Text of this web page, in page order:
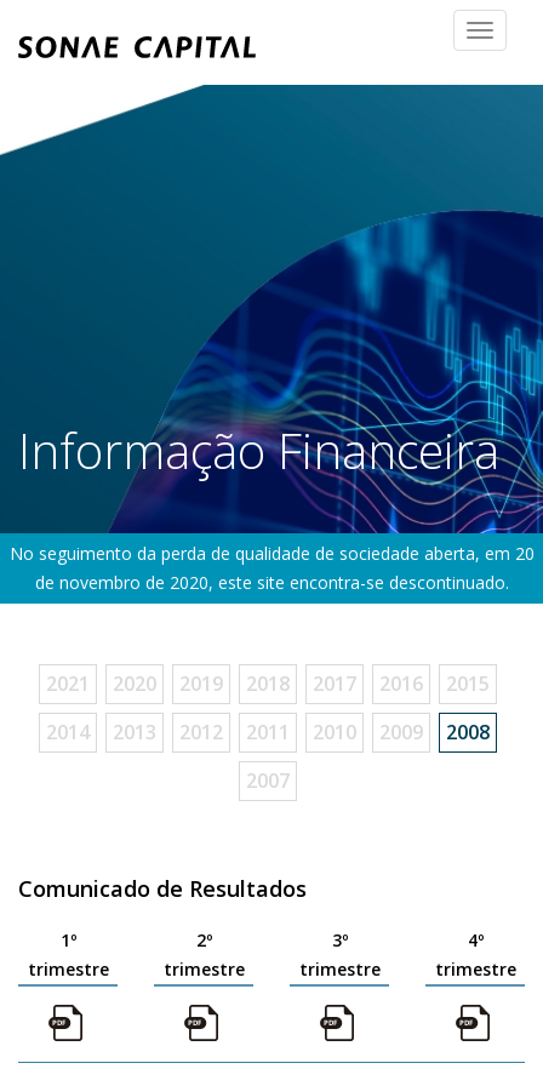
Toggle
Informação Financeira
No seguimento da perda de qualidade de sociedade aberta, em 20
de novembro de 2020, este site encontra-se descontinuado.
2021 2020 2019 2018 2017 2016
2015
2014
2013 2012 2011 2010 2009
2008
2007
Comunicado de Resultados
1º
trimestre
2º
trimestre
3º
trimestre
4º
trimestre